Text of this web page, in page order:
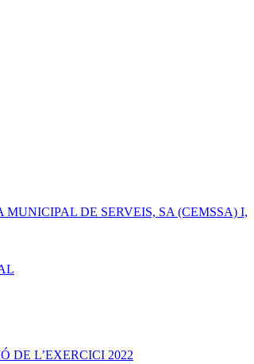
DE SERVEIS, SA (CEMSSA) I,
DE L’EXERCICI 2022